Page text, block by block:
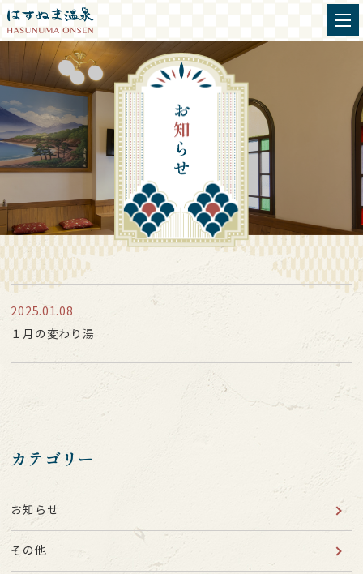
2025.01.08
１月の変わり湯
カテゴリー
お知らせ
その他